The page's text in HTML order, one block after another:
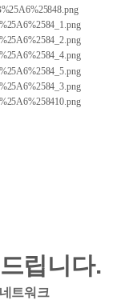
립니다.
트워크